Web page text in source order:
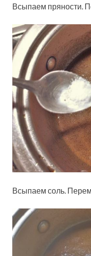
Всыпаем пряности.
Всыпаем соль.